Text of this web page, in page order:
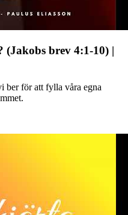
brev 4:1-10) |
ber för att fylla våra egna